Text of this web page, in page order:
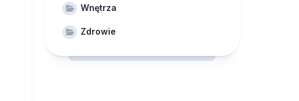
Wnętrza
Zdrowie